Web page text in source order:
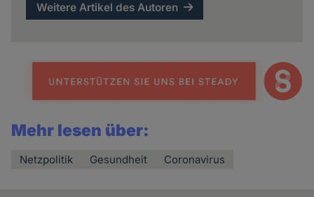
Weitere Artikel des Autoren
Mehr lesen über:
Netzpolitik Gesundheit Coronavirus